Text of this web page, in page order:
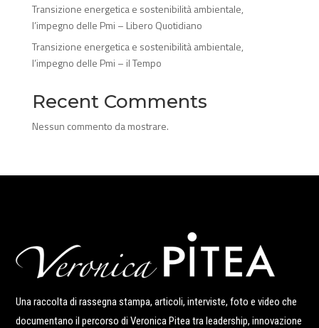
Transizione energetica e sostenibilità ambientale,
l’impegno delle Pmi – Libero Quotidiano
Transizione energetica e sostenibilità ambientale,
l’impegno delle Pmi – il Tempo
Recent Comments
Nessun commento da mostrare.
Una raccolta di rassegna stampa, articoli, interviste, foto e video che
documentano il percorso di Veronica Pitea tra leadership, innovazione